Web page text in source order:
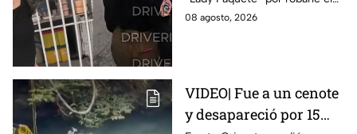
va por ella a su casa
celular a un repartidor en
08 agosto, 2026
VIDEO| Fue a un cenote
y desapareció por 15